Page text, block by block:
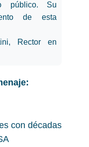
público. Su
de esta
Rector en
con décadas